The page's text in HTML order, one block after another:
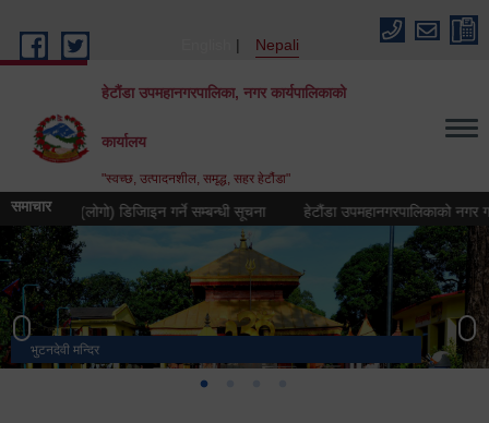
Nepali
हेटौंडा उपमहानगरपालिका, नगर कार्यपालिकाको
कार्यालय
"स्वच्छ, उत्पादनशील, समृद्ध, सहर हेटौंडा"
समाचार
चिह्न (लोगो) डिजिाइन गर्ने सम्बन्धी सूचना हेटौंडा उपमहानगरपालिकाको नगर गान
भुटनदेवी मन्दिर
स्मारक
हेटौंडा उपमहानगरपालिका नगर कार्यपालिकाको कार्यालय
मनकामना डाँडाबाट देखिएको दृश्य